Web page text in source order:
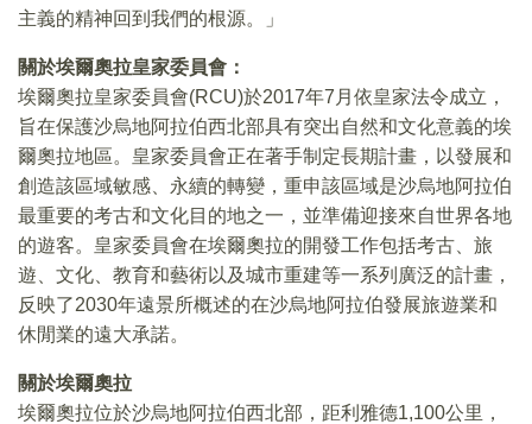
主義的精神回到我們的根源。」
關於埃爾奧拉皇家委員會：
埃爾奧拉皇家委員會(RCU)於2017年7月依皇家法令成立，
旨在保護沙烏地阿拉伯西北部具有突出自然和文化意義的埃
爾奧拉地區。皇家委員會正在著手制定長期計畫，以發展和
創造該區域敏感、永續的轉變，重申該區域是沙烏地阿拉伯
最重要的考古和文化目的地之一，並準備迎接來自世界各地
的遊客。皇家委員會在埃爾奧拉的開發工作包括考古、旅
遊、文化、教育和藝術以及城市重建等一系列廣泛的計畫，
反映了2030年遠景所概述的在沙烏地阿拉伯發展旅遊業和
休閒業的遠大承諾。
關於埃爾奧拉
埃爾奧拉位於沙烏地阿拉伯西北部，距利雅德1,100公里，